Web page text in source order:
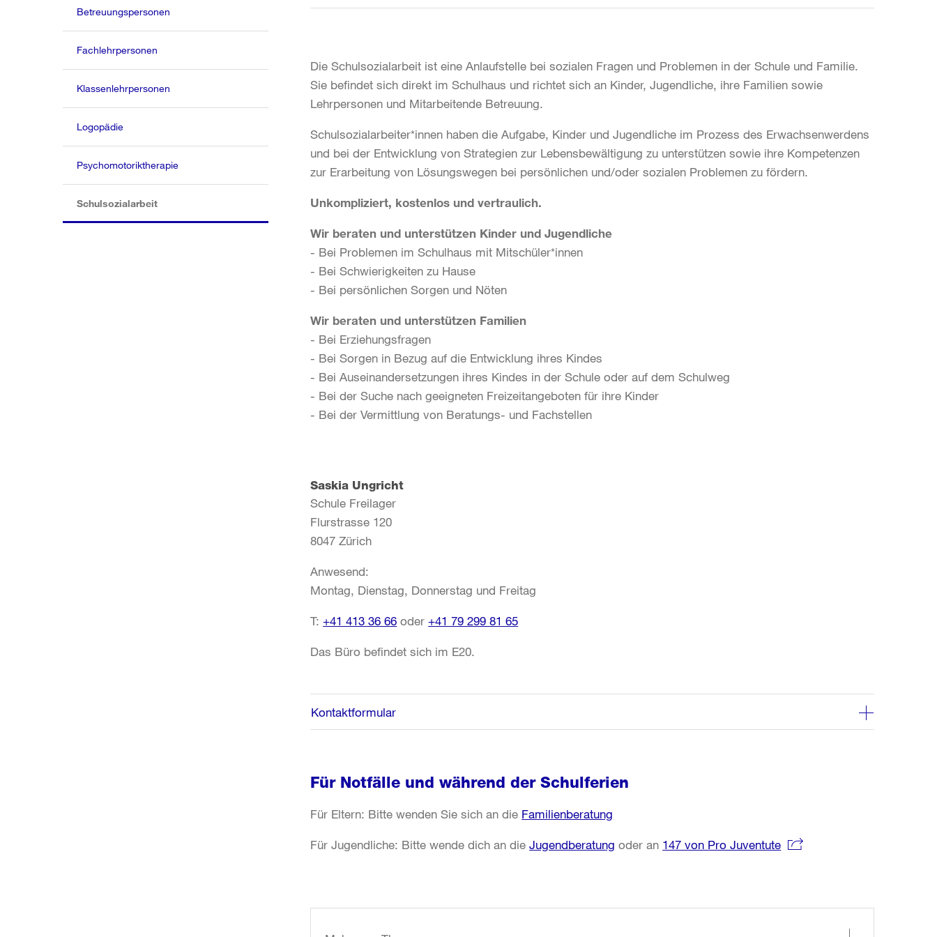
Die Schulsozialarbeit ist eine Anlaufstelle bei sozialen Fragen und Problemen in der Schule und Familie.
Sie befindet sich direkt im Schulhaus und richtet sich an Kinder, Jugendliche, ihre Familien sowie
Lehrpersonen und Mitarbeitende Betreuung.
Schulsozialarbeiter*innen haben die Aufgabe, Kinder und Jugendliche im Prozess des Erwachsenwerdens
und bei der Entwicklung von Strategien zur Lebensbewältigung zu unterstützen sowie ihre Kompetenzen
zur Erarbeitung von Lösungswegen bei persönlichen und/oder sozialen Problemen zu fördern.
Unkompliziert, kostenlos und vertraulich.
Wir beraten und unterstützen Kinder und Jugendliche
- Bei Problemen im Schulhaus mit Mitschüler*innen
- Bei Schwierigkeiten zu Hause
- Bei persönlichen Sorgen und Nöten
Wir beraten und unterstützen Familien
- Bei Erziehungsfragen
- Bei Sorgen in Bezug auf die Entwicklung ihres Kindes
- Bei Auseinandersetzungen ihres Kindes in der Schule oder auf dem Schulweg
- Bei der Suche nach geeigneten Freizeitangeboten für ihre Kinder
- Bei der Vermittlung von Beratungs- und Fachstellen
Saskia Ungricht
Schule Freilager
Flurstrasse 120
8047 Zürich
Anwesend:
Montag, Dienstag, Donnerstag und Freitag
T:+41 413 36 66 oder+41 79 299 81 65
Das Büro befindet sich im E20.
Kontaktformular
Für Notfälle und während der Schulferien
Für Eltern: Bitte wenden Sie sich an die Familienberatung
Für Jugendliche: Bitte wende dich an dieJugendberatung oder an 147 von Pro Juventute
Betreuungspersonen
Fachlehrpersonen
Klassenlehrpersonen
Logopädie
Psychomotoriktherapie
Schulsozialarbeit(aktiv)